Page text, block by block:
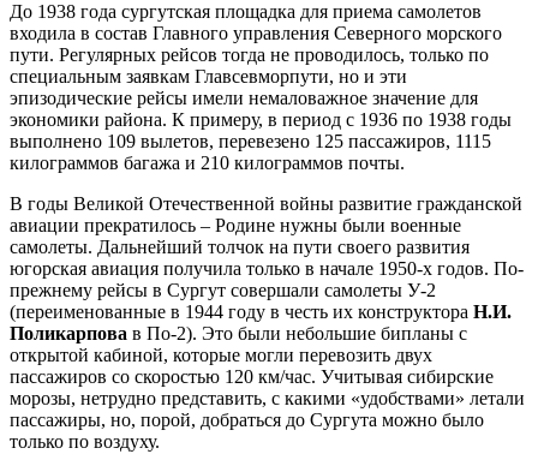
До 1938 года сургутская площадка для приема самолетов
входила в состав Главного управления Северного морского
пути. Регулярных рейсов тогда не проводилось, только по
специальным заявкам Главсевморпути, но и эти
эпизодические рейсы имели немаловажное значение для
экономики района. К примеру, в период с 1936 по 1938 годы
выполнено 109 вылетов, перевезено 125 пассажиров, 1115
килограммов багажа и 210 килограммов почты.
В годы Великой Отечественной войны развитие гражданской
авиации прекратилось – Родине нужны были военные
самолеты. Дальнейший толчок на пути своего развития
югорская авиация получила только в начале 1950-х годов. По-
прежнему рейсы в Сургут совершали самолеты У-2
(переименованные в 1944 году в честь их конструктора Н.И.
Поликарпова в По-2). Это были небольшие бипланы с
открытой кабиной, которые могли перевозить двух
пассажиров со скоростью 120 км/час. Учитывая сибирские
морозы, нетрудно представить, с какими «удобствами» летали
пассажиры, но, порой, добраться до Сургута можно было
только по воздуху.